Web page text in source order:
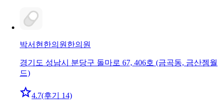
박서현한의원 한의원
경기도 성남시 분당구 돌마로 67, 406호 (금곡동, 금산젬월
드)
4.7(후기 14)